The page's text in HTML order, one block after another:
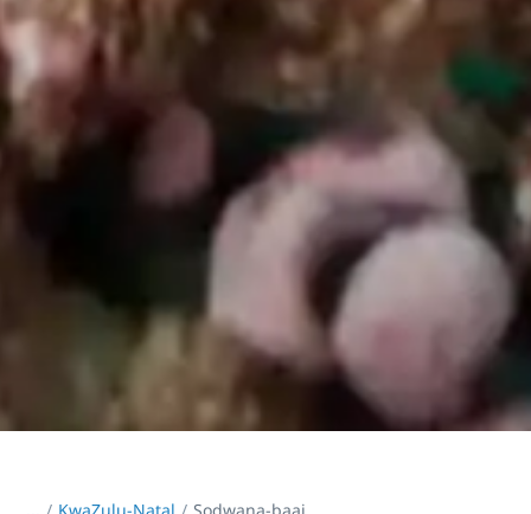
... / KwaZulu-Natal Sodwana-baai